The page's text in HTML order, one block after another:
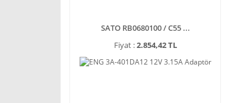
SATO RB0680100 / C55 ...
Fiyat :2.854,42 TL